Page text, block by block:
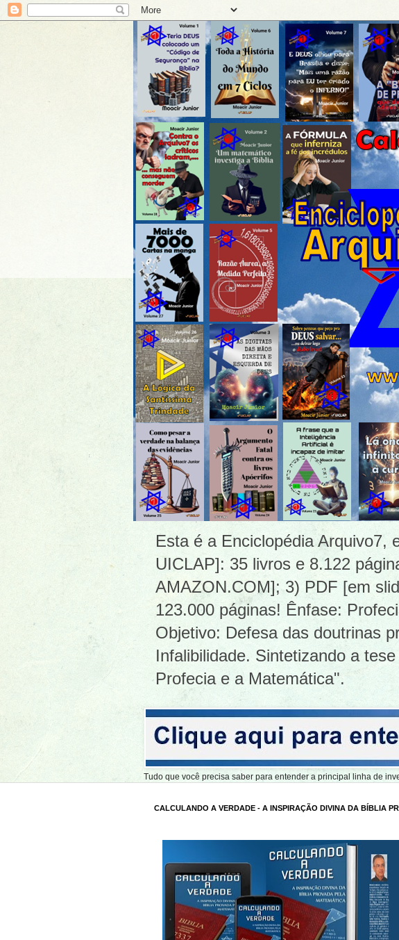
Esta é a Enciclopédia
UICLAP]: 35 livros e 8.122
AMAZON.COM]; 3) PDF [em
123.000 páginas! Ênfase:
Objetivo: Defesa das doutrinas
Infalibilidade. Sintetizando a
Profecia e a Matemática".
Tudo que você precisa saber para entender a principal linha de
CALCULANDO A VERDADE - A INSPIRAÇÃO DIVINA DA BÍBLIA